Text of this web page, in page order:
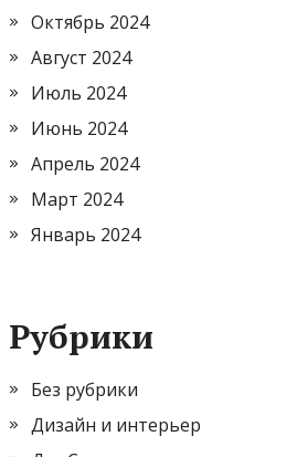
Октябрь 2024
Август 2024
Июль 2024
Июнь 2024
Апрель 2024
Март 2024
Январь 2024
Рубрики
Без рубрики
Дизайн и интерьер